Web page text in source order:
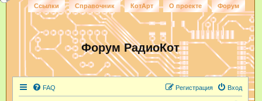
Ссылки Справочник КотАрт О проекте Форум
Форум РадиоКот
FAQ Вход
Регистрация